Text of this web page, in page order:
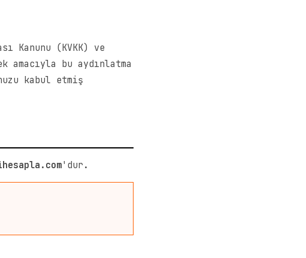
Kanunu (KVKK) ve
bu aydınlatma
kabul etmiş
'dur.